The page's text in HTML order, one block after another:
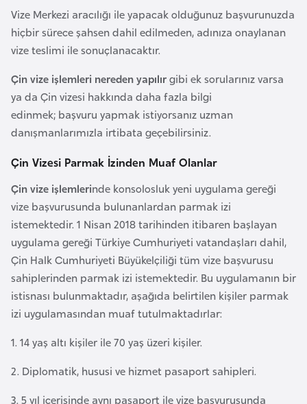
Vize Merkezi aracılığı ile yapacak olduğunuz başvurunuzda
hiçbir sürece şahsen dahil edilmeden, adınıza onaylanan
vize teslimi ile sonuçlanacaktır.
Çin vize işlemleri nereden yapılırgibi ek sorularınız varsa
ya da Çin vizesi hakkında daha fazla bilgi
edinmek; başvuru yapmak istiyorsanız uzman
danışmanlarımızla irtibata geçebilirsiniz.
Çin Vizesi Parmak İzinden Muaf Olanlar
Çin vize işlemlerinde konsolosluk yeni uygulama gereği
vize başvurusunda bulunanlardan parmak izi
istemektedir. 1 Nisan 2018 tarihinden itibaren başlayan
uygulama gereği Türkiye Cumhuriyeti vatandaşları dahil,
Çin Halk Cumhuriyeti Büyükelçiliği tüm vize başvurusu
sahiplerinden parmak izi istemektedir. Bu uygulamanın bir
istisnası bulunmaktadır, aşağıda belirtilen kişiler parmak
izi uygulamasından muaf tutulmaktadırlar:
1. 14 yaş altı kişiler ile 70 yaş üzeri kişiler.
2. Diplomatik, hususi ve hizmet pasaport sahipleri.
3. 5 yıl içerisinde aynı pasaport ile vize başvurusunda
n
y
a
E
t
i
y
y
a
F
i
l
d
i
ş
S
a